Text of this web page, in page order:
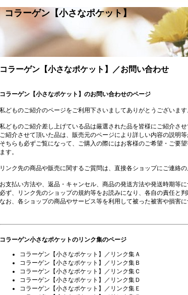
コラーゲン【小さなポケット】
コラーゲン【小さなポケット】／お問い合わせ
コラーゲン【小さなポケット】のお問い合わせのページ
私どものご紹介のページをご利用下さいましてありがとうございます
私どものご紹介差し上げている品は厳選された品を皆様にご紹介させ
ご紹介させて頂いた品は、販売元のページにより詳しい内容の説明等
そちらも必ずご覧になって、ご購入の際にはお客様のご希望・ご要
ます。
リンク先の商品や販売に関するご質問は、直接各ショップにご連絡の
お支払い方法や、返品・キャンセル、商品の発送方法や発送時期等
必ず、リンク先のショップの規約等をお読みになり、各自の責任と判
なお、各ショップの商品やサービス等を利用して被った被害や損害
コラーゲン小さなポケットのリンク集のページ
コラーゲン【小さなポケット】／リンク集Ａ
コラーゲン【小さなポケット】／リンク集Ｂ
コラーゲン【小さなポケット】／リンク集Ｃ
コラーゲン【小さなポケット】／リンク集Ｄ
コラーゲン【小さなポケット】／リンク集Ｅ